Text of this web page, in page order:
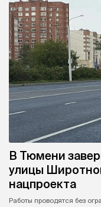
В Тюмени
улицы
нацпроекта
Работы проводятся без